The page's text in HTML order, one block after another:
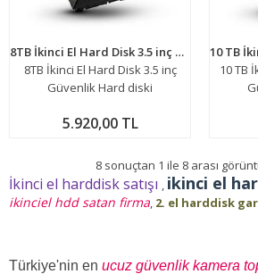
8TB İkinci El Hard Disk 3.5 inç Güvenlik Hard diski
8TB İkinci El Hard Disk 3.5 inç
Güvenlik Hard diski
5.920,00 TL
10 TB
8 sonuçtan 1 ile 8 arası
İkinci el harddisk satışı , ikinci el
ikinciel hdd satan firma, 2. el harddisk
Türkiye'nin en ucuz güvenlik kamera